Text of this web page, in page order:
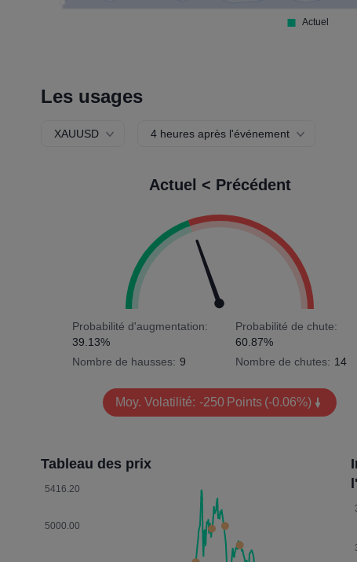
Les usages
XAUUSD 4 heures après l'événement
Actuel < Précédent
Probabilité d'augmentation:
39.13%
Nombre de hausses: 9
Probabilité de chute:
60.87%
Nombre de chutes: 14
Moy. Volatilité: -250 Points (-0.06%)
Tableau des prix